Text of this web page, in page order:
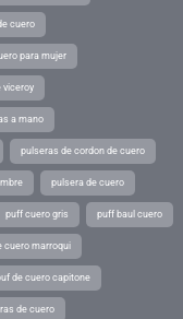
cuero
para mujer
viceroy
a mano
pulseras de cordon de cuero
pulsera de cuero
puff cuero gris puff baul cuero
cuero marroqui
de cuero capitone
de cuero